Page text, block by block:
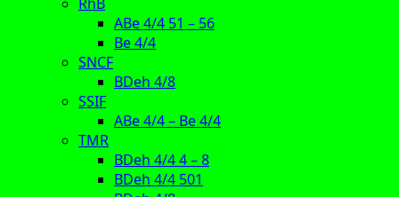
ABe 4/4 51 – 56
Be 4/4
SNCF
BDeh 4/8
SSIF
ABe 4/4 – Be 4/4
TMR
BDeh 4/4 4 – 8
BDeh 4/4 501